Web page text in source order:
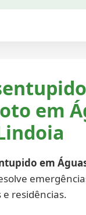
em
em
e residências.